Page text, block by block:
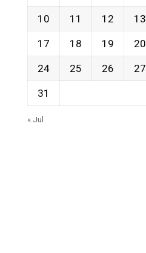
10 11 12 13
17 18 19 20
24 25 26 27
31
« Jul